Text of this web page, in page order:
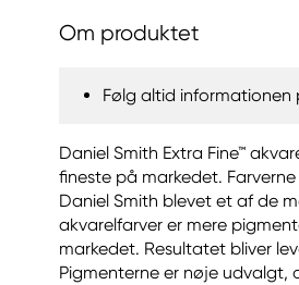
Om produktet
Følg altid
Daniel Smith Extra Fine™
fineste på markedet.
Daniel Smith blevet et af de
akvarelfarver er mere
markedet. Resultatet bliver
Pigmenterne er nøje udvalgt,